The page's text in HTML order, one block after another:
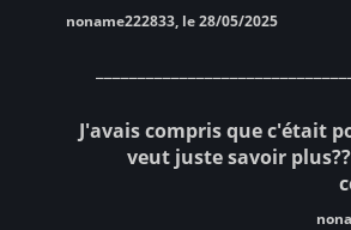
noname222833, le 28/05/2025
J'avais compris que c'était
veut juste savoir